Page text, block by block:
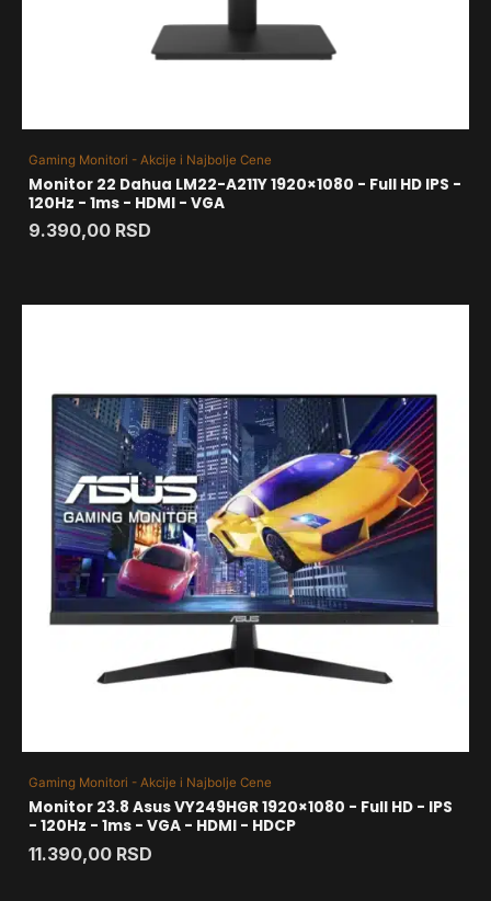
Gaming Monitori - Akcije i Najbolje Cene
Monitor 22 Dahua LM22-A211Y 1920×1080 - Full HD IPS -
120Hz - 1ms - HDMI - VGA
9.390,00 RSD
Gaming Monitori - Akcije i Najbolje Cene
Monitor 23.8 Asus VY249HGR 1920×1080 - Full HD - IPS
- 120Hz - 1ms - VGA - HDMI - HDCP
11.390,00 RSD